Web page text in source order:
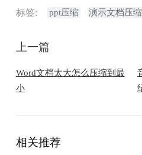
标签: ppt压缩 演示文档压缩
上一篇
​Word文档太大怎么压缩到最
小
相关推荐